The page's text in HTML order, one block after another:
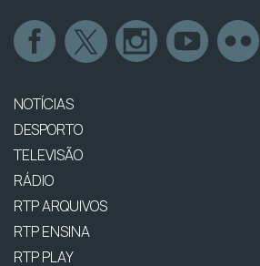
NOTÍCIAS
DESPORTO
TELEVISÃO
RÁDIO
RTP ARQUIVOS
RTP ENSINA
RTP PLAY